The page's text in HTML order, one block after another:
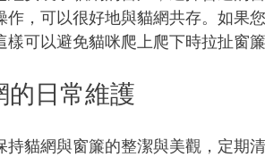
作，可以很好地與貓網共存。如果
樣可以避免貓咪爬上爬下時拉扯窗簾
的日常維護
持貓網與窗簾的整潔與美觀，定期